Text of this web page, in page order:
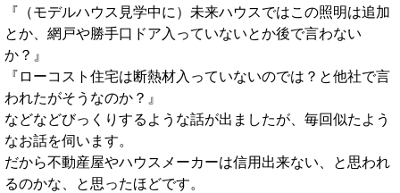
『（モデルハウス見学中に）未来ハウスではこの照明は追加
とか、網戸や勝手口ドア入っていないとか後で言わない
か？』
『ローコスト住宅は断熱材入っていないのでは？と他社で言
われたがそうなのか？』
などなどびっくりするような話が出ましたが、毎回似たよう
なお話を伺います。
だから不動産屋やハウスメーカーは信用出来ない、と思われ
るのかな、と思ったほどです。